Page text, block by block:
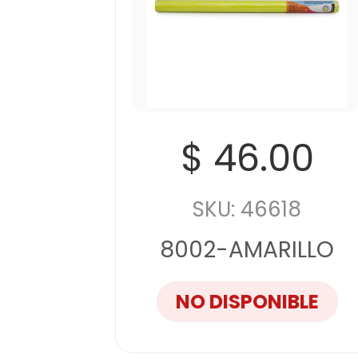
$ 46.00
SKU: 46618
8002-AMARILLO
NO DISPONIBLE